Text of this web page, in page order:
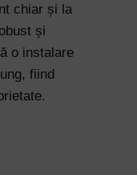
chiar și la
și
o instalare
fiind